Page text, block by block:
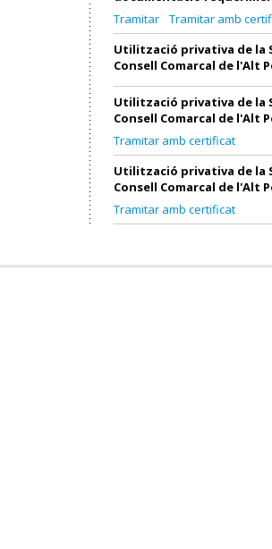
Tramitar
Tramitar amb
Utilització privativa de la
Consell Comarcal de l'Alt
Utilització privativa de la
Consell Comarcal de l'Alt
Tramitar amb certificat
Utilització privativa de la
Consell Comarcal de l'Alt
Tramitar amb certificat